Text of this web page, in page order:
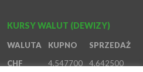
KURSY WALUT (DEWIZY)
WALUTA KUPNO
SPRZEDAŻ
CHF
4,547700
4,642500